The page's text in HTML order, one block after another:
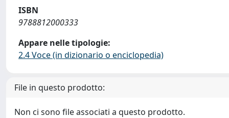
ISBN
9788812000333
Appare nelle tipologie:
2.4 Voce (in dizionario o enciclopedia)
File in questo prodotto:
Non ci sono file associati a questo prodotto.